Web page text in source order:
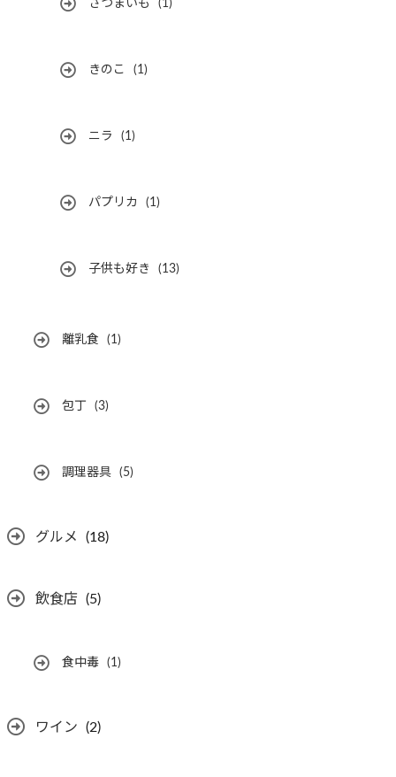
さつまいも (1)
きのこ (1)
ニラ (1)
パプリカ (1)
子供も好き (13)
離乳食 (1)
包丁 (3)
調理器具 (5)
グルメ (18)
飲食店 (5)
食中毒 (1)
ワイン (2)